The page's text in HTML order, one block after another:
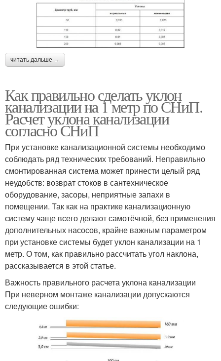
читать дальше →
Как правильно сделать уклон
канализации на 1 метр по СНиП.
Расчет уклона канализации
согласно СНиП
При установке канализационной системы необходимо
соблюдать ряд технических требований. Неправильно
смонтированная система может принести целый ряд
неудобств: возврат стоков в сантехническое
оборудование, засоры, неприятные запахи в
помещении. Так как на практике канализационную
систему чаще всего делают самотёчной, без применения
дополнительных насосов, крайне важным параметром
при установке системы будет уклон канализации на 1
метр. О том, как правильно рассчитать угол наклона,
рассказывается в этой статье.
Важность правильного расчета уклона канализации
При неверном монтаже канализации допускаются
следующие ошибки: